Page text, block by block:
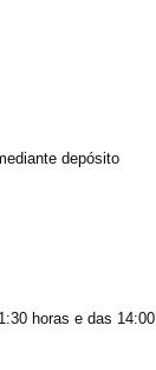
depósito
horas e das 14:00